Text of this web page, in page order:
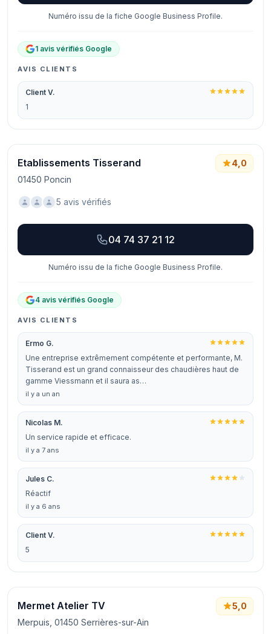
Numéro issu de la fiche Google Business Profile.
1 avis vérifiés Google
AVIS CLIENTS
Client V.
1
Etablissements Tisserand
01450 Poncin
4,0
5 avis vérifiés
04 74 37 21 12
Numéro issu de la fiche Google Business Profile.
4 avis vérifiés Google
AVIS CLIENTS
Ermo G.
Une entreprise extrêmement compétente et performante, M.
Tisserand est un grand connaisseur des chaudières haut de
gamme Viessmann et il saura as…
il y a un an
Nicolas M.
Un service rapide et efficace.
il y a 7 ans
Jules C.
Réactif
il y a 6 ans
Client V.
5
Mermet Atelier TV
Merpuis, 01450 Serrières-sur-Ain
5,0